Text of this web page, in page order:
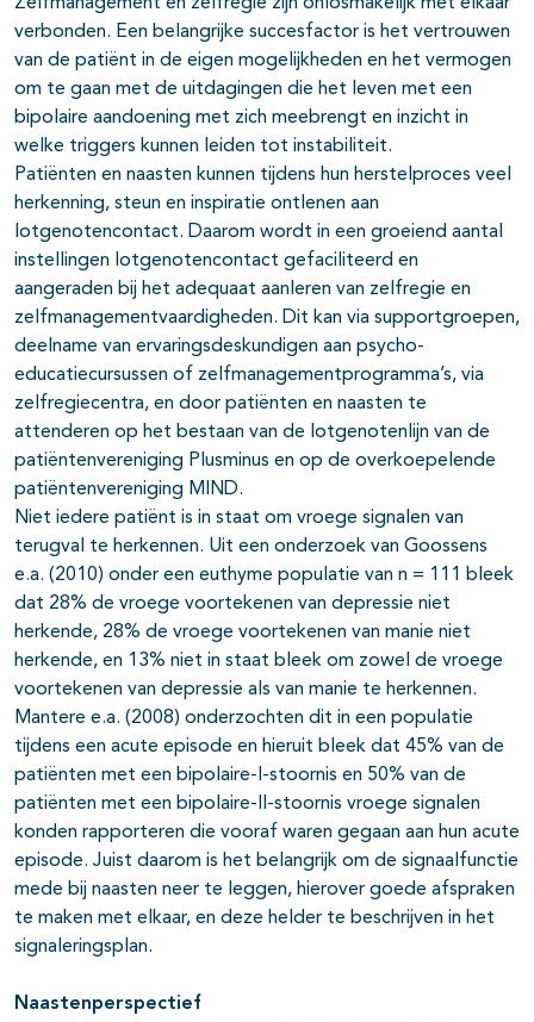
verbonden. Een belangrijke succesfactor is het vertrouwen
van de patiënt in de eigen mogelijkheden en het vermogen
om te gaan met de uitdagingen die het leven met een
bipolaire aandoening met zich meebrengt en inzicht in
welke triggers kunnen leiden tot instabiliteit.
Patiënten en naasten kunnen tijdens hun herstelproces veel
herkenning, steun en inspiratie ontlenen aan
lotgenotencontact. Daarom wordt in een groeiend aantal
instellingen lotgenotencontact gefaciliteerd en
aangeraden bij het adequaat aanleren van zelfregie en
zelfmanagementvaardigheden. Dit kan via supportgroepen,
deelname van ervaringsdeskundigen aan psycho-
educatiecursussen of zelfmanagementprogramma’s, via
zelfregiecentra, en door patiënten en naasten te
attenderen op het bestaan van de lotgenotenlijn van de
patiëntenvereniging Plusminus en op de overkoepelende
patiëntenvereniging MIND.
Niet iedere patiënt is in staat om vroege signalen van
terugval te herkennen. Uit een onderzoek van Goossens
e.a. (2010) onder een euthyme populatie van n = 111 bleek
dat 28% de vroege voortekenen van depressie niet
herkende, 28% de vroege voortekenen van manie niet
herkende, en 13% niet in staat bleek om zowel de vroege
voortekenen van depressie als van manie te herkennen.
Mantere e.a. (2008) onderzochten dit in een populatie
tijdens een acute episode en hieruit bleek dat 45% van de
patiënten met een bipolaire-I-stoornis en 50% van de
patiënten met een bipolaire-II-stoornis vroege signalen
konden rapporteren die vooraf waren gegaan aan hun acute
episode. Juist daarom is het belangrijk om de signaalfunctie
mede bij naasten neer te leggen, hierover goede afspraken
te maken met elkaar, en deze helder te beschrijven in het
signaleringsplan.
Naastenperspectief